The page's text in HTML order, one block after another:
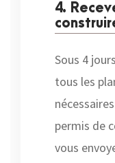
4.
Sous 4
tous les
permis de
vous